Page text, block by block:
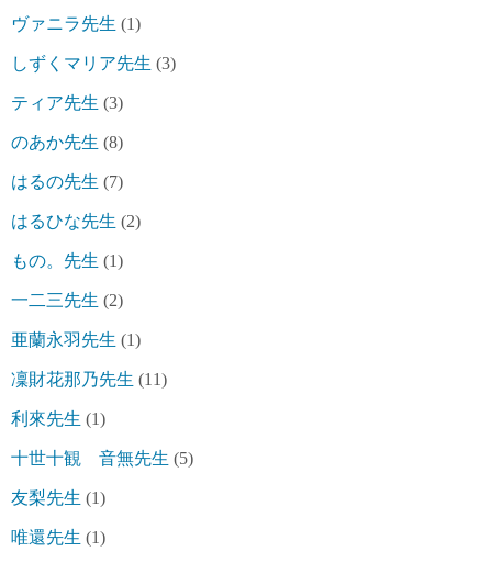
ヴァニラ先生 (1)
しずくマリア先生 (3)
ティア先生 (3)
のあか先生 (8)
はるの先生 (7)
はるひな先生 (2)
もの。先生 (1)
一二三先生 (2)
亜蘭永羽先生 (1)
凜財花那乃先生 (11)
利來先生 (1)
十世十観 音無先生 (5)
友梨先生 (1)
唯還先生 (1)